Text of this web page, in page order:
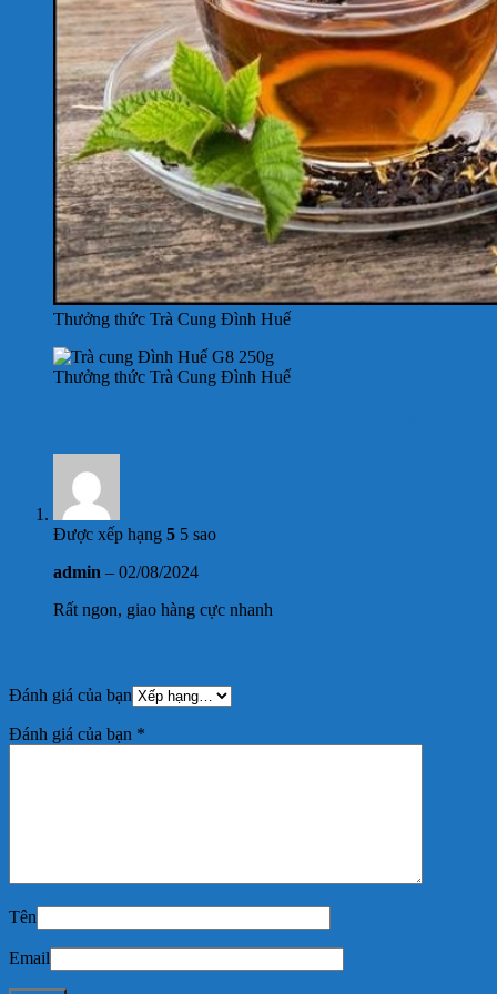
Thưởng thức Trà Cung Đình Huế
Thưởng thức Trà Cung Đình Huế
Được xếp hạng 5 5 sao
admin – 02/08/2024
Rất ngon, giao hàng cực nhanh
Đánh giá của bạn
Đánh giá của bạn *
Tên
Email